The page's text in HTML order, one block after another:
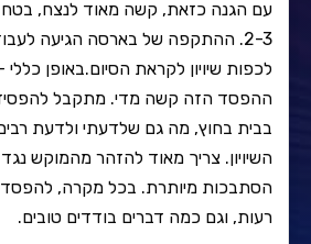
עם הגנה כזאת, קשה מאוד לנצח,
2-3. ההתקפה של בארסה הגיעה
לכפות שיויון לקראת הסיום.באופן
ההפסד הזה קשה מדי. מתקבל להפסיד
בבית בחוץ, מה גם שלדעתי ולדעת רבים
השיויון. צריך מאוד להזהר מהמוקש
הסתבכות מיותרת. בכל מקרה, להפסד
רעות, וגם כמה דברים בודדים טובים.